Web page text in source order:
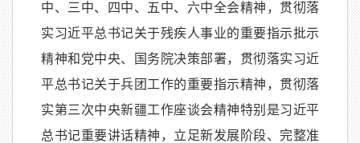
中、三中、四中、五中、六中全会精神，贯彻落
实习近平总书记关于残疾人事业的重要指示批示
精神和党中央、国务院决策部署，贯彻落实习近
平总书记关于兵团工作的重要指示精神，贯彻落
实第三次中央新疆工作座谈会精神特别是习近平
总书记重要讲话精神，立足新发展阶段、完整准